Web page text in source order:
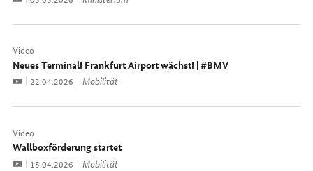
Video
Neues Terminal! Frankfurt Airport wächst! | #BMV
VideoDatum:
22.04.2026 Mobilität
Video
Wallboxförderung startet
VideoDatum:
15.04.2026 Mobilität